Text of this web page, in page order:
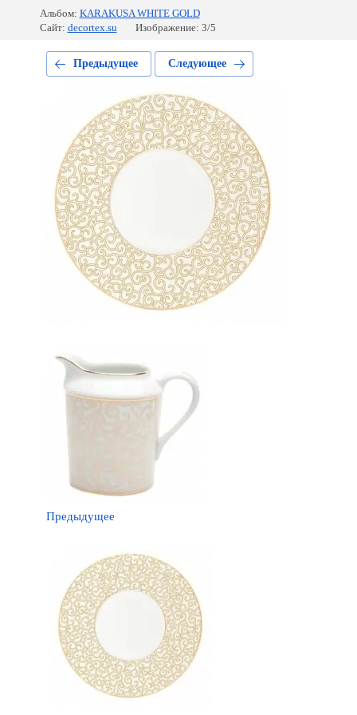
Альбом: KARAKUSA WHITE GOLD
Сайт: decortex.su Изображение: 3/5
Предыдущее Следующее
Предыдущее